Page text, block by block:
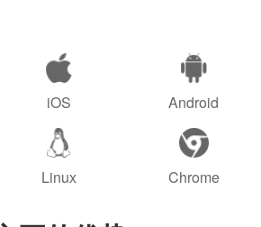
iOS Android
Linux Chrome